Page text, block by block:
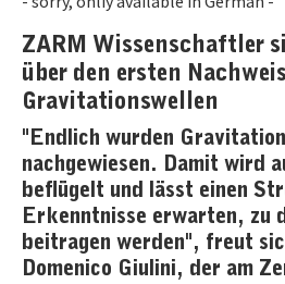
ZARM Wissenschaftler
über den ersten
Gravitationswellen
"Endlich wurden
nachgewiesen. Damit wird
beflügelt und lässt einen
Erkenntnisse erwarten, zu
beitragen werden", freut
Domenico Giulini, der am